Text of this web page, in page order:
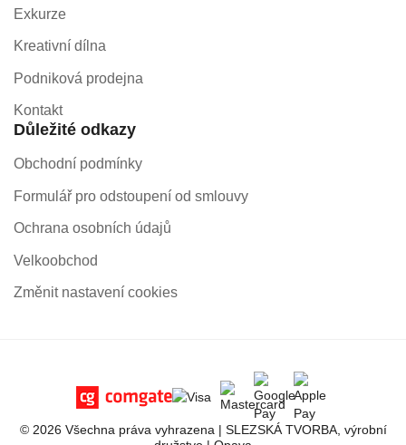
Exkurze
Kreativní dílna
Podniková prodejna
Kontakt
Důležité odkazy
Obchodní podmínky
Formulář pro odstoupení od smlouvy
Ochrana osobních údajů
Velkoobchod
Změnit nastavení cookies
© 2026 Všechna práva vyhrazena | SLEZSKÁ TVORBA, výrobní